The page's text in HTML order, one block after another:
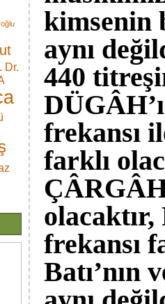
Dr.
kimsenin
aynı
440
frekansı
farklı
frekansı
Batı’nın